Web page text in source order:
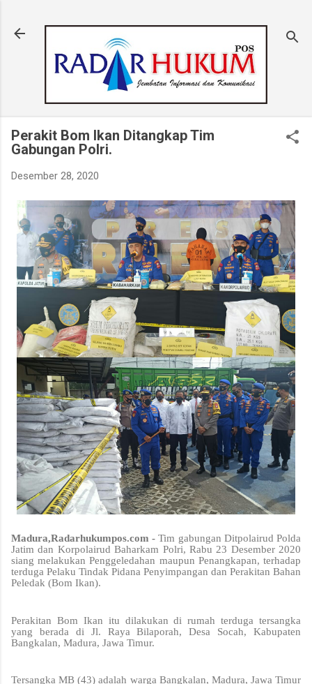
Perakit Bom Ikan Ditangkap Tim
Gabungan Polri.
Desember 28, 2020
Madura,Radarhukumpos.com -Tim gabungan Ditpolairud Polda
Jatim dan Korpolairud Baharkam Polri, Rabu 23 Desember 2020
siang melakukan Penggeledahan maupun Penangkapan, terhadap
terduga Pelaku Tindak Pidana Penyimpangan dan Perakitan Bahan
Peledak (Bom Ikan).
Perakitan Bom Ikan itu dilakukan di rumah terduga tersangka
yang berada di Jl. Raya Bilaporah, Desa Socah, Kabupaten
Bangkalan, Madura, Jawa Timur.
Tersangka MB (43) adalah warga Bangkalan, Madura, Jawa Timur